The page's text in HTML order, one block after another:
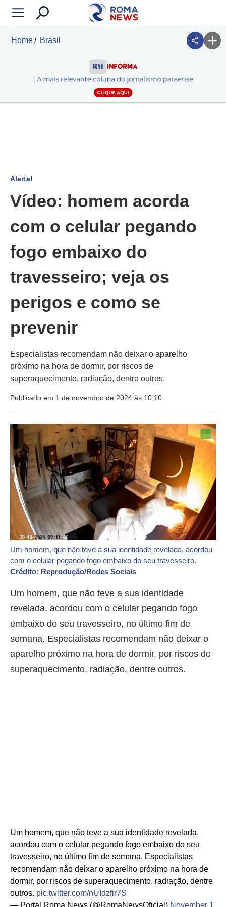
Home Brasil
Alerta!
Vídeo: homem acorda
com o celular pegando
fogo embaixo do
travesseiro; veja os
perigos e como se
prevenir
Especialistas recomendam não deixar o aparelho
próximo na hora de dormir, por riscos de
superaquecimento, radiação, dentre outros.
Publicado em 1 de novembro de 2024 às 10:10
Um homem, que não teve a sua identidade revelada, acordou
com o celular pegando fogo embaixo do seu travesseiro.
Crédito: Reprodução/Redes Sociais
Um homem, que não teve a sua identidade
revelada, acordou com o celular pegando fogo
embaixo do seu travesseiro, no último fim de
semana. Especialistas recomendam não deixar o
aparelho próximo na hora de dormir, por riscos de
superaquecimento, radiação, dentre outros.
Um homem, que não teve a sua identidade revelada,
acordou com o celular pegando fogo embaixo do seu
travesseiro, no último fim de semana. Especialistas
recomendam não deixar o aparelho próximo na hora de
dormir, por riscos de superaquecimento, radiação, dentre
outros. pic.twitter.com/nUIdzfir7S
— Portal Roma News (@RomaNewsOficial) November 1,